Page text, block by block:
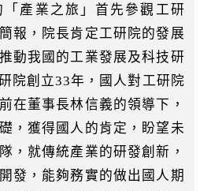
產業之旅」首先參觀工研
報，院長肯定工研院的發展
動我國的工業發展及科技研
院創立33年，國人對工研院
在董事長林信義的領導下，
，獲得國人的肯定，盼望未
，就傳統產業的研發創新，
發，能夠務實的做出國人期